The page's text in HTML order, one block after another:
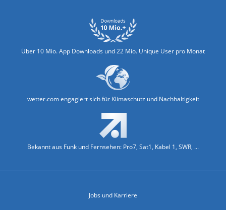
Über 10 Mio. App Downloads und 22 Mio. Unique User pro Monat
wetter.com engagiert sich für Klimaschutz und Nachhaltigkeit
Bekannt aus Funk und Fernsehen: Pro7, Sat1, Kabel 1, SWR, ...
Jobs und Karriere